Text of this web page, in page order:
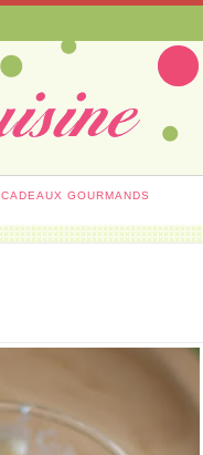
CADEAUX GOURMANDS